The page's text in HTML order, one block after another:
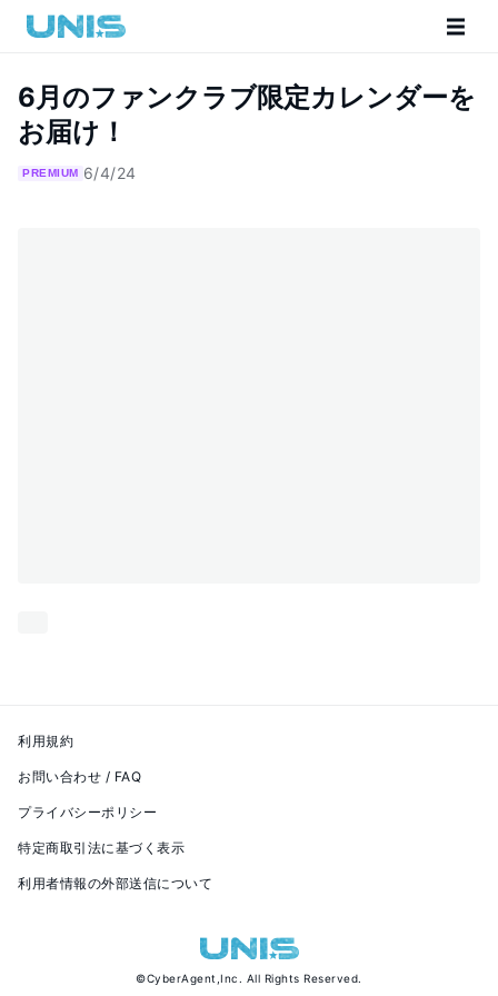
6月のファンクラブ限定カレンダーを
お届け！
PREMIUM 6/4/24
利用規約
お問い合わせ / FAQ
プライバシーポリシー
特定商取引法に基づく表示
利用者情報の外部送信について
©CyberAgent,Inc. All Rights Reserved.